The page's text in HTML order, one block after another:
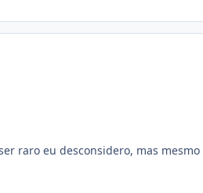
raro eu desconsidero, mas